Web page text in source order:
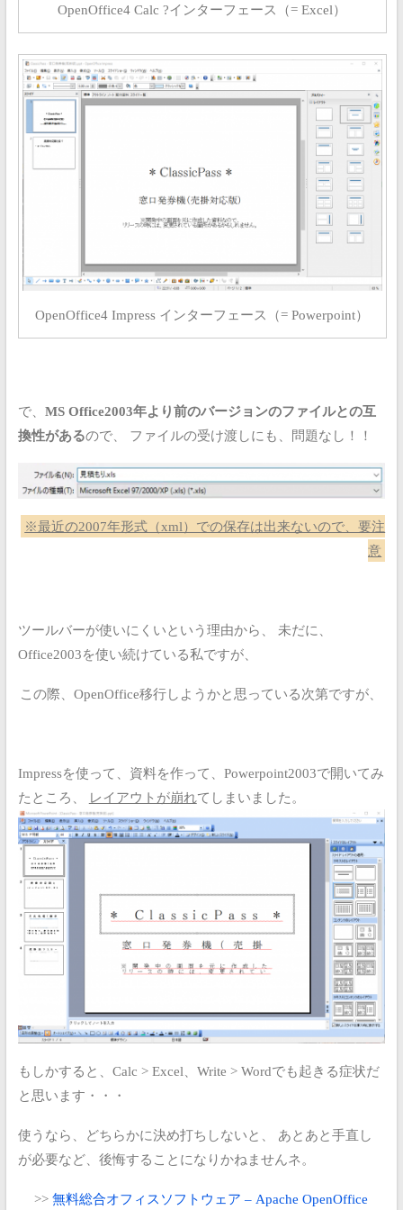
OpenOffice4 Calc ?インターフェース（= Excel）
OpenOffice4 Impress インターフェース（= Powerpoint）
で、 MS Office2003年より前のバージョンのファイルとの互
換性があるので、 ファイルの受け渡しにも、問題なし！！
※最近の2007年形式（xml）での保存は出来ないので、要注
意
ツールバーが使いにくいという理由から、
未だに、
Office2003を使い続けている私ですが、
この際、OpenOffice移行しようかと思っている次第ですが、
Impressを使って、資料を作って、Powerpoint2003で開いてみ
たところ、
レイアウトが崩れてしまいました。
もしかすると、Calc > Excel、Write > Wordでも起きる症状だ
と思います・・・
使うなら、どちらかに決め打ちしないと、
あとあと手直し
が必要など、後悔することになりかねませんネ。
>>無料総合オフィスソフトウェア – Apache OpenOffice